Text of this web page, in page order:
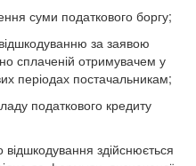
суми податкового боргу;
за заявою
сплаченій отримувачем у
періодах постачальникам;
податкового кредиту
здійснюється